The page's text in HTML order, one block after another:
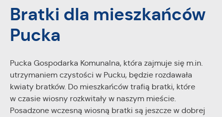
Bratki dla mieszkańców
Pucka
Pucka Gospodarka Komunalna, która zajmuje się m.in.
utrzymaniem czystości w Pucku, będzie rozdawała
kwiaty bratków. Do mieszkańców trafią bratki, które
w czasie wiosny rozkwitały w naszym mieście.
Posadzone wczesną wiosną bratki są jeszcze w dobrej
personalizację określonych funkcjonalności czy
prezentowanych treści.
Dzięki tym plikom cookies możemy zapewnić Ci większy
komfort korzystania z funkcjonalności naszej strony poprzez
Wyrażenie zgody na funkcjonalne i personalizacyjne pliki
cookies gwarantuje dostępność większej ilości funkcji na
stronie.
Więcej
Analityczne
Analityczne pliki cookies pomagają nam rozwijać się i
dostosowywać do Twoich potrzeb.
Cookies analityczne pozwalają na uzyskanie informacji w
zakresie wykorzystywania witryny internetowej, miejsca oraz
Więcej